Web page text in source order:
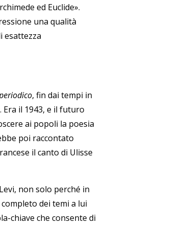
ed Euclide».
una qualità
esattezza
, fin dai tempi in
Era il 1943, e il futuro
ai popoli la poesia
poi raccontato
il canto di Ulisse
non solo perché in
dei temi a lui
chiave che consente di